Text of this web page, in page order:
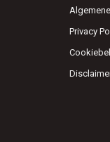
Privacy